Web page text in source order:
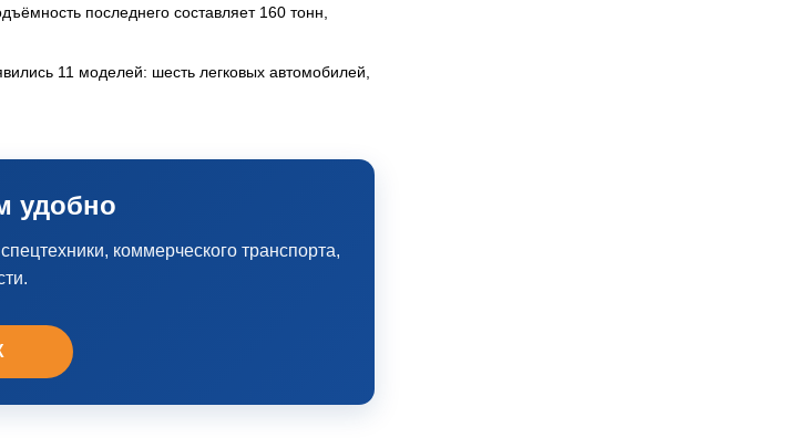
последнего составляет 160 тонн,
11 моделей: шесть легковых автомобилей,
удобно
коммерческого транспорта,